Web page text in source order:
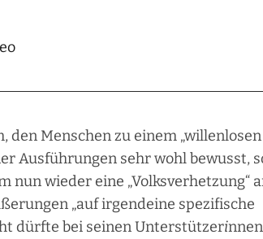
den Menschen zu einem „willenlosen
Ausführungen sehr wohl bewusst,
nun wieder eine „Volksverhetzung“
„auf irgendeine spezifische
dürfte bei seinen Unterstützeri